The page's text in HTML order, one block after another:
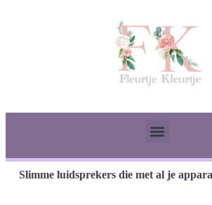
Slimme luidsprekers die met al je